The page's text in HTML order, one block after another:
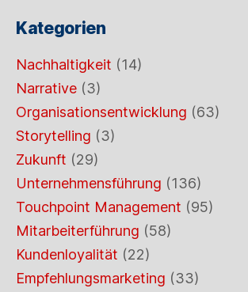
Kategorien
Nachhaltigkeit (14)
Narrative (3)
Organisationsentwicklung (63)
Storytelling (3)
Zukunft (29)
Unternehmensführung (136)
Touchpoint Management (95)
Mitarbeiterführung (58)
Kundenloyalität (22)
Empfehlungsmarketing (33)